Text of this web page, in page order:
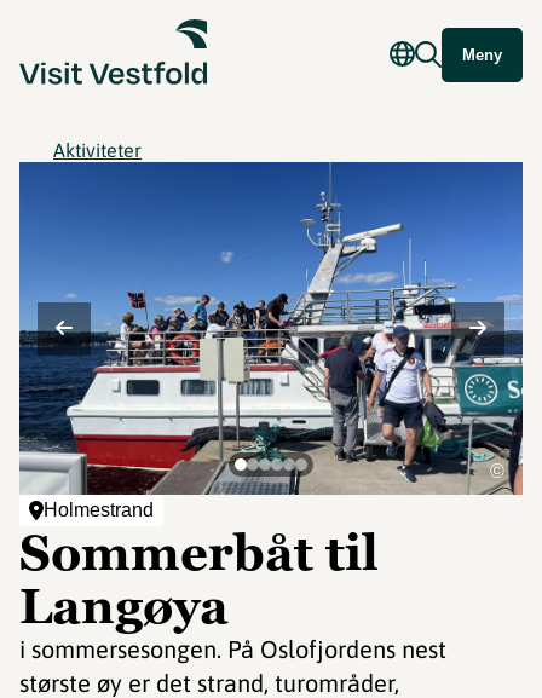
Meny
Aktiviteter
Holmestrand
Sommerbåt til
Langøya
i sommersesongen. På Oslofjordens nest
største øy er det strand, turområder,
©